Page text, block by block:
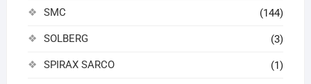
SMC (144)
SOLBERG (3)
SPIRAX SARCO (1)